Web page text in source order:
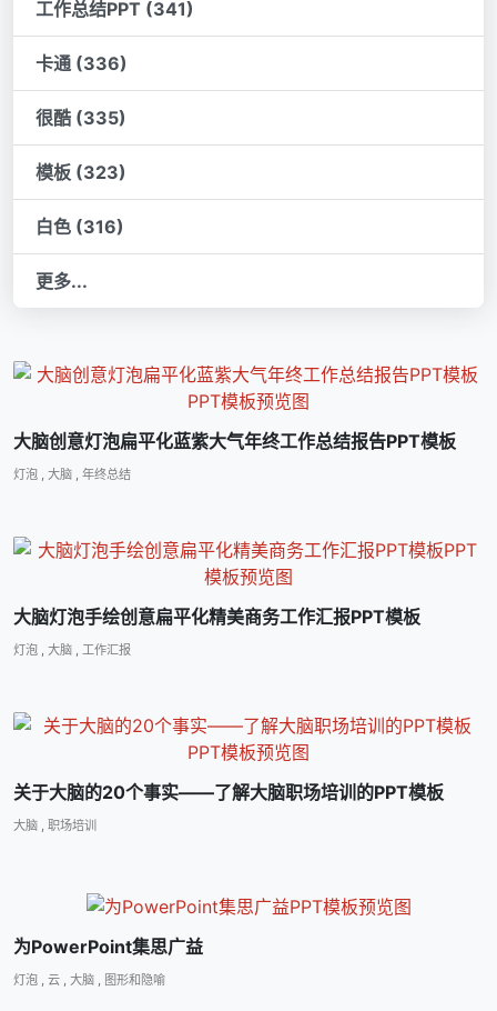
工作总结PPT (341)
卡通 (336)
很酷 (335)
模板 (323)
白色 (316)
更多...
大脑创意灯泡扁平化蓝紫大气年终工作总结报告PPT模板
灯泡 , 大脑 , 年终总结
大脑灯泡手绘创意扁平化精美商务工作汇报PPT模板
灯泡 , 大脑 , 工作汇报
关于大脑的20个事实――了解大脑职场培训的PPT模板
大脑 , 职场培训
为PowerPoint集思广益
灯泡 , 云 , 大脑 , 图形和隐喻